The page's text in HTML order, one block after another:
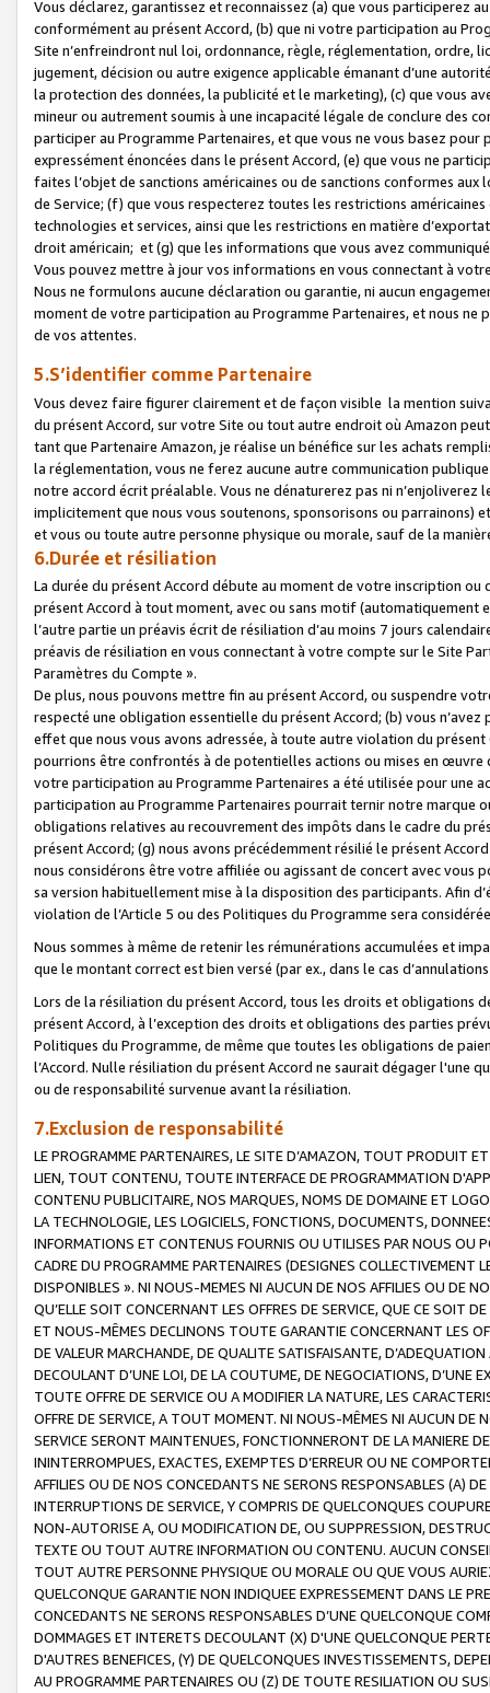
Vous déclarez, garantissez et reconnaissez (a) que vous participerez
conformément au présent Accord, (b) que ni votre participation au
Site n’enfreindront nul loi, ordonnance, règle, réglementation, ordre,
jugement, décision ou autre exigence applicable émanant d’une
la protection des données, la publicité et le marketing), (c) que vous
mineur ou autrement soumis à une incapacité légale de conclure des
participer au Programme Partenaires, et que vous ne vous basez
expressément énoncées dans le présent Accord, (e) que vous ne
faites l’objet de sanctions américaines ou de sanctions conformes
de Service; (f) que vous respecterez toutes les restrictions
technologies et services, ainsi que les restrictions en matière
droit américain; et (g) que les informations que vous avez
Vous pouvez mettre à jour vos informations en vous connectant à
Nous ne formulons aucune déclaration ou garantie, ni aucun
moment de votre participation au Programme Partenaires, et nous
de vos attentes.
5.S’identifier comme Partenaire
Vous devez faire figurer clairement et de façon visible la mention
du présent Accord, sur votre Site ou tout autre endroit où Amazon
tant que Partenaire Amazon, je réalise un bénéfice sur les achats
la réglementation, vous ne ferez aucune autre communication
notre accord écrit préalable. Vous ne dénaturerez pas ni
implicitement que nous vous soutenons, sponsorisons ou parrainons)
et vous ou toute autre personne physique ou morale, sauf de la
6.Durée et résiliation
La durée du présent Accord débute au moment de votre inscription
présent Accord à tout moment, avec ou sans motif (automatiquement
l’autre partie un préavis écrit de résiliation d’au moins 7 jours
préavis de résiliation en vous connectant à votre compte sur le Site
Paramètres du Compte ».
De plus, nous pouvons mettre fin au présent Accord, ou suspendre
respecté une obligation essentielle du présent Accord; (b) vous
effet que nous vous avons adressée, à toute autre violation du
pourrions être confrontés à de potentielles actions ou mises en
votre participation au Programme Partenaires a été utilisée pour une
participation au Programme Partenaires pourrait ternir notre marque
obligations relatives au recouvrement des impôts dans le cadre du
présent Accord; (g) nous avons précédemment résilié le présent
nous considérons être votre affiliée ou agissant de concert avec vous
sa version habituellement mise à la disposition des participants. Afin
violation de l’Article 5 ou des Politiques du Programme sera
Nous sommes à même de retenir les rémunérations accumulées et
que le montant correct est bien versé (par ex., dans le cas
Lors de la résiliation du présent Accord, tous les droits et obligations
présent Accord, à l’exception des droits et obligations des parties
Politiques du Programme, de même que toutes les obligations de
l’Accord. Nulle résiliation du présent Accord ne saurait dégager l'une
ou de responsabilité survenue avant la résiliation.
7.Exclusion de responsabilité
LE PROGRAMME PARTENAIRES, LE SITE D’AMAZON, TOUT PRODUIT
LIEN, TOUT CONTENU, TOUTE INTERFACE DE PROGRAMMATION
CONTENU PUBLICITAIRE, NOS MARQUES, NOMS DE DOMAINE ET
LA TECHNOLOGIE, LES LOGICIELS, FONCTIONS, DOCUMENTS,
INFORMATIONS ET CONTENUS FOURNIS OU UTILISES PAR NOUS OU
CADRE DU PROGRAMME PARTENAIRES (DESIGNES COLLECTIVEMENT
DISPONIBLES ». NI NOUS-MEMES NI AUCUN DE NOS AFFILIES OU DE
QU’ELLE SOIT CONCERNANT LES OFFRES DE SERVICE, QUE CE SOIT
ET NOUS-MÊMES DECLINONS TOUTE GARANTIE CONCERNANT LES
DE VALEUR MARCHANDE, DE QUALITE SATISFAISANTE,
DECOULANT D’UNE LOI, DE LA COUTUME, DE NEGOCIATIONS, D’UNE
TOUTE OFFRE DE SERVICE OU A MODIFIER LA NATURE, LES
OFFRE DE SERVICE, A TOUT MOMENT. NI NOUS-MÊMES NI AUCUN DE
SERVICE SERONT MAINTENUES, FONCTIONNERONT DE LA MANIERE
ININTERROMPUES, EXACTES, EXEMPTES D’ERREUR OU NE
AFFILIES OU DE NOS CONCEDANTS NE SERONS RESPONSABLES (A)
INTERRUPTIONS DE SERVICE, Y COMPRIS DE QUELCONQUES
NON-AUTORISE A, OU MODIFICATION DE, OU SUPPRESSION,
TEXTE OU TOUT AUTRE INFORMATION OU CONTENU. AUCUN
TOUT AUTRE PERSONNE PHYSIQUE OU MORALE OU QUE VOUS
QUELCONQUE GARANTIE NON INDIQUEE EXPRESSEMENT DANS LE
CONCEDANTS NE SERONS RESPONSABLES D’UNE QUELCONQUE
DOMMAGES ET INTERETS DECOULANT (X) D'UNE QUELCONQUE
D'AUTRES BENEFICES, (Y) DE QUELCONQUES INVESTISSEMENTS,
AU PROGRAMME PARTENAIRES OU (Z) DE TOUTE RESILIATION OU